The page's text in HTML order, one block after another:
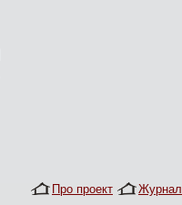
Про проект Журнал